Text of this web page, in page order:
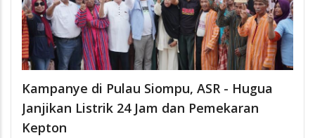
Kampanye di Pulau Siompu, ASR - Hugua
Janjikan Listrik 24 Jam dan Pemekaran
Kepton